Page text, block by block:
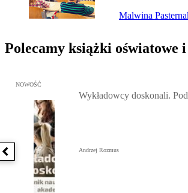
Malwina
Polecamy książki oświatowe
Poprzednia książka
Przejdź do: Wykładowcy doskonali.
NOWOŚĆ
Wykładowcy doskonali.
Andrzej Rozmus